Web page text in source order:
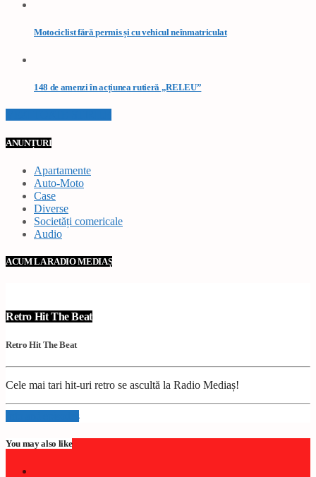
Motociclist fără permis și cu vehicul neînmatriculat
148 de amenzi în acțiunea rutieră „RELEU”
ANUNȚURI
Apartamente
Auto-Moto
Case
Diverse
Societăți comericale
Audio
ACUM LA RADIO MEDIAȘ
Retro Hit The Beat
Retro Hit The Beat
Cele mai tari hit-uri retro se ascultă la Radio Mediaș!
Info and episodes
You may also like